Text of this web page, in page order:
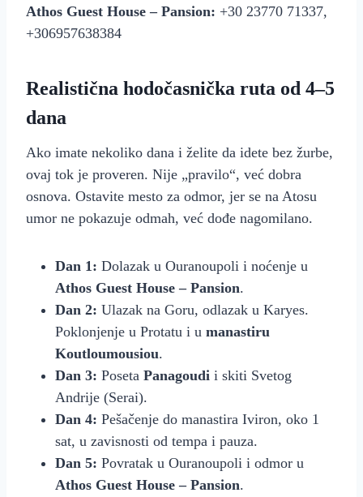
Athos Guest House – Pansion: +30 23770 71337,
+306957638384
Realistična hodočasnička ruta od 4–5
dana
Ako imate nekoliko dana i želite da idete bez žurbe,
ovaj tok je proveren. Nije „pravilo“, već dobra
osnova. Ostavite mesto za odmor, jer se na Atosu
umor ne pokazuje odmah, već dođe nagomilano.
Dan 1: Dolazak u Ouranoupoli i noćenje u
Athos Guest House – Pansion.
Dan 2: Ulazak na Goru, odlazak u Karyes.
Poklonjenje u Protatu i u manastiru
Koutloumousiou.
Dan 3: Poseta Panagoudi i skiti Svetog
Andrije (Serai).
Dan 4: Pešačenje do manastira Iviron, oko 1
sat, u zavisnosti od tempa i pauza.
Dan 5: Povratak u Ouranoupoli i odmor u
Athos Guest House – Pansion.